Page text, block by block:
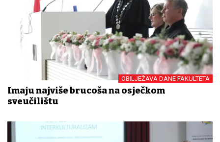
OBILJEŽAVA DANE FAKULTETA
Imaju najviše brucoša na osječkom
sveučilištu